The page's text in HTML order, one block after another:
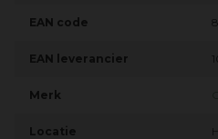
EAN code
EAN leverancier
Merk
Locatie